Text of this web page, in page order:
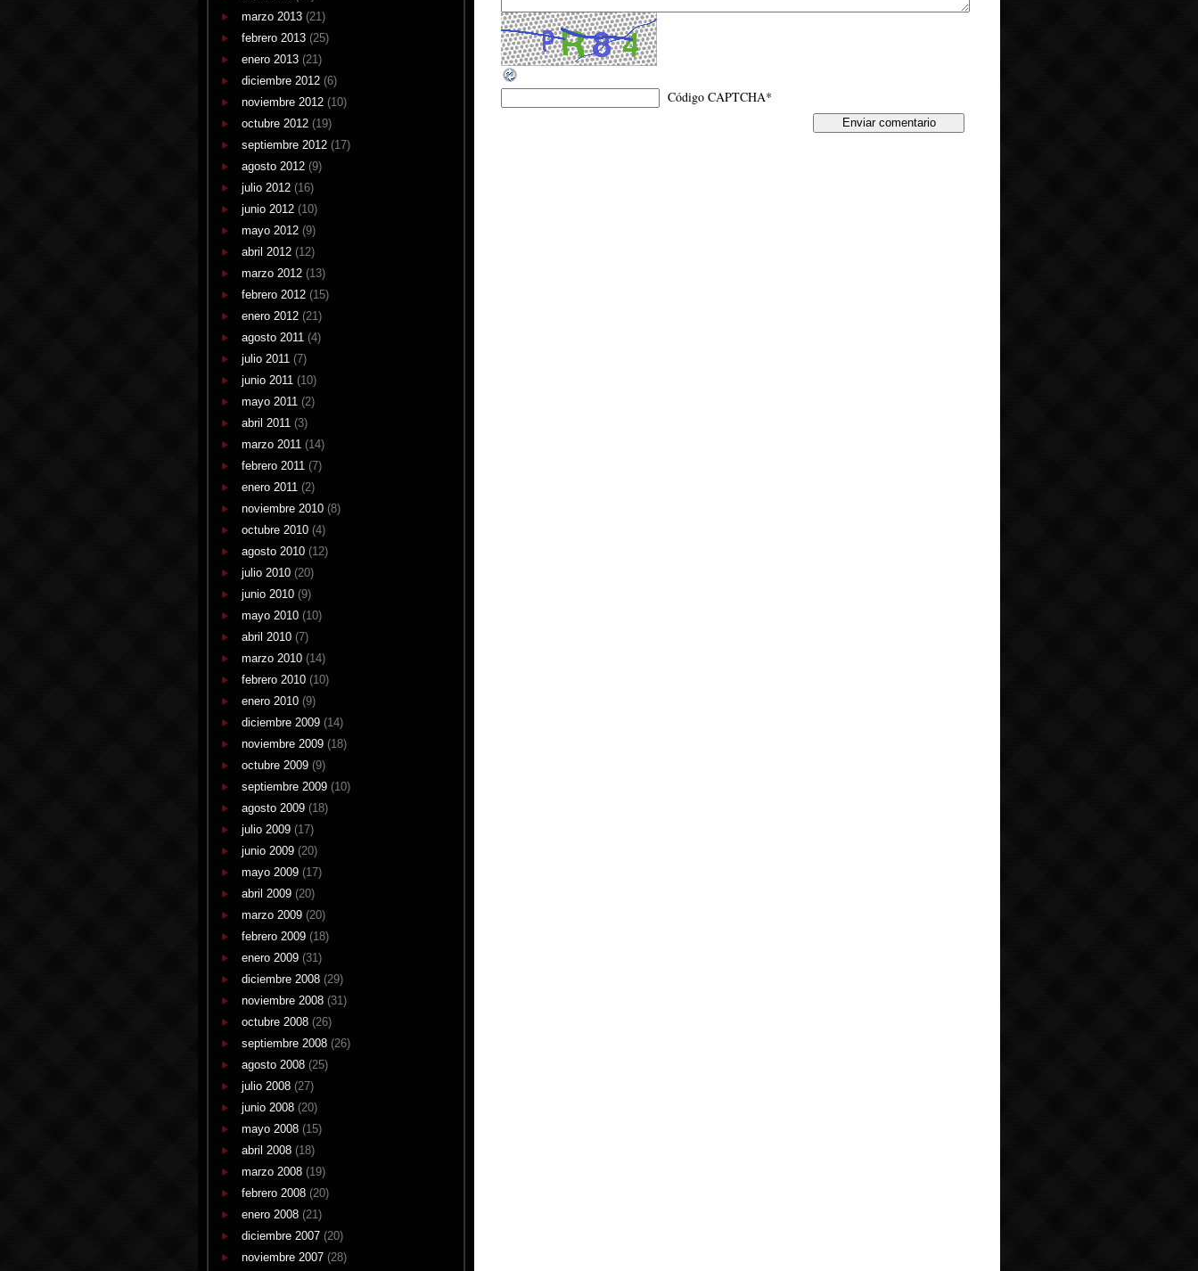
marzo 2013 (21)
febrero 2013 (25)
enero 2013 (21)
diciembre 2012 (6)
noviembre 2012 (10)
octubre 2012 (19)
septiembre 2012 (17)
agosto 2012 (9)
julio 2012 (16)
junio 2012 (10)
mayo 2012 (9)
abril 2012 (12)
marzo 2012 (13)
febrero 2012 (15)
enero 2012 (21)
agosto 2011 (4)
julio 2011 (7)
junio 2011 (10)
mayo 2011 (2)
abril 2011 (3)
marzo 2011 (14)
febrero 2011 (7)
enero 2011 (2)
noviembre 2010 (8)
octubre 2010 (4)
agosto 2010 (12)
julio 2010 (20)
junio 2010 (9)
mayo 2010 (10)
abril 2010 (7)
marzo 2010 (14)
febrero 2010 (10)
enero 2010 (9)
diciembre 2009 (14)
noviembre 2009 (18)
octubre 2009 (9)
septiembre 2009 (10)
agosto 2009 (18)
julio 2009 (17)
junio 2009 (20)
mayo 2009 (17)
abril 2009 (20)
marzo 2009 (20)
febrero 2009 (18)
enero 2009 (31)
diciembre 2008 (29)
noviembre 2008 (31)
octubre 2008 (26)
septiembre 2008 (26)
agosto 2008 (25)
julio 2008 (27)
junio 2008 (20)
mayo 2008 (15)
abril 2008 (18)
marzo 2008 (19)
febrero 2008 (20)
enero 2008 (21)
diciembre 2007 (20)
noviembre 2007 (28)
Código CAPTCHA*